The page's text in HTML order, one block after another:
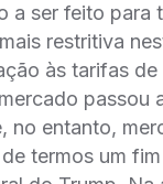
a ser feito
restritiva
às tarifas
no entanto,
termos um